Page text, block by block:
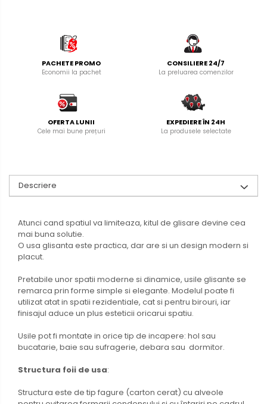
PACHETE PROMO
Economii la pachet
CONSILIERE 24/7
La preluarea comenzilor
OFERTA LUNII
Cele mai bune prețuri
EXPEDIERE ÎN 24H
La produsele selectate
Descriere
Atunci cand spatiul va limiteaza, kitul de glisare devine cea
mai buna solutie.
O usa glisanta este practica, dar are si un design modern si
placut.
Pretabile unor spatii moderne si dinamice, usile glisante se
remarca prin forme simple si elegante. Modelul poate fi
utilizat atat in spatii rezidentiale, cat si pentru birouri, iar
finisajul aduce un plus esteticii oricarui spatiu.
Usile pot fi montate in orice tip de incapere: hol sau
bucatarie, baie sau sufragerie, debara sau dormitor.
Structura foii de usa:
Structura este de tip fagure (carton cerat) cu alveole